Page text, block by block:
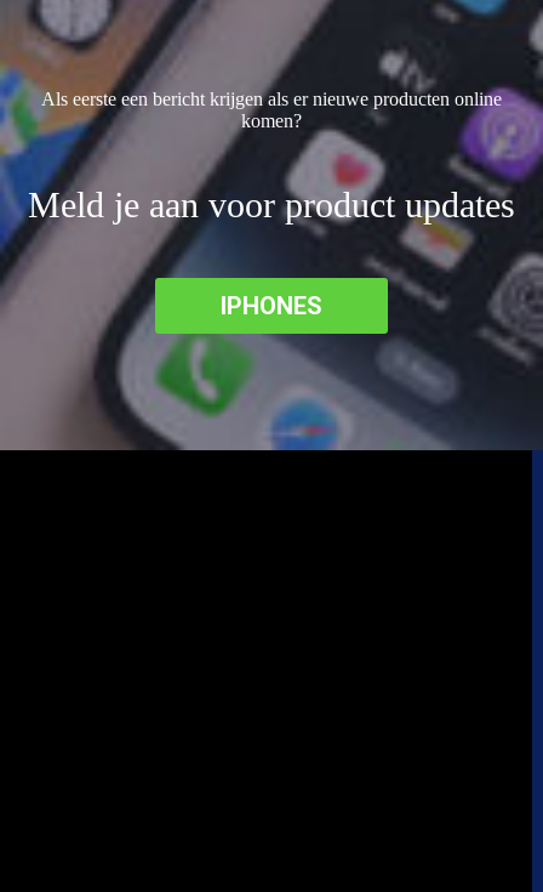
Als eerste een bericht krijgen als er nieuwe producten online
komen?
Meld je aan voor product updates
IPHONES